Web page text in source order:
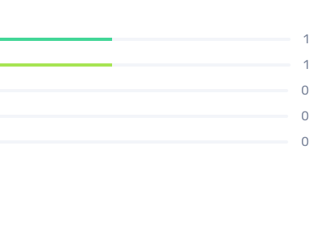
1
1
0
0
0